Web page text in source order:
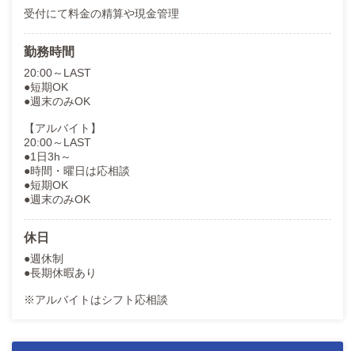
受付にて料金の精算や現金管理
勤務時間
20:00～LAST
●短期OK
●週末のみOK
【アルバイト】
20:00～LAST
●1日3h～
●時間・曜日は応相談
●短期OK
●週末のみOK
休日
●週休制
●長期休暇あり
※アルバイトはシフト応相談